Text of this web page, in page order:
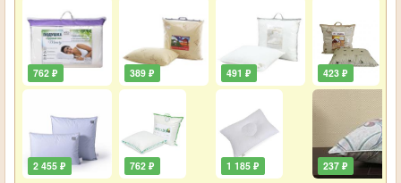
762 ₽
2 455 ₽
389 ₽
762 ₽
491 ₽
1 185 ₽
423 ₽
237 ₽